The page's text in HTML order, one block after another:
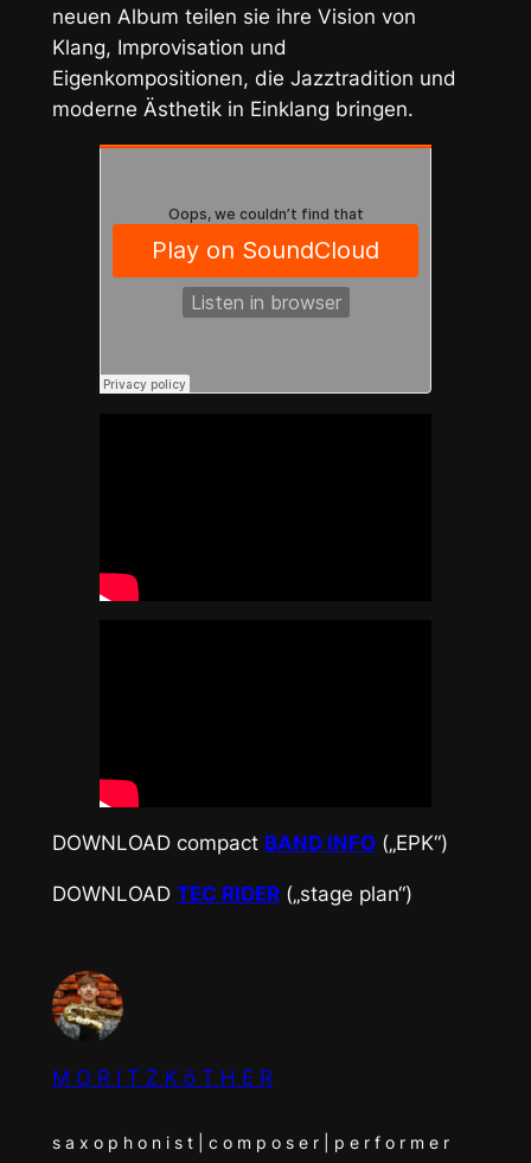
neuen Album teilen sie ihre Vision von
Klang, Improvisation und
Eigenkompositionen, die Jazztradition und
moderne Ästhetik in Einklang bringen.
DOWNLOAD compact BAND INFO(„EPK“)
DOWNLOAD TEC RIDER(„stage plan“)
M O R I T Z K ö T H E R
s a x o p h o n i s t | c o m p o s e r | p e r f o r m e r